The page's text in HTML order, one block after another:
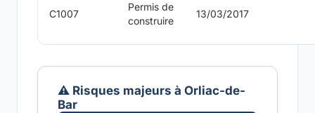
C1007
Permis de
construire
13/03/2017
⚠️ Risques majeurs à Orliac-de-
Bar